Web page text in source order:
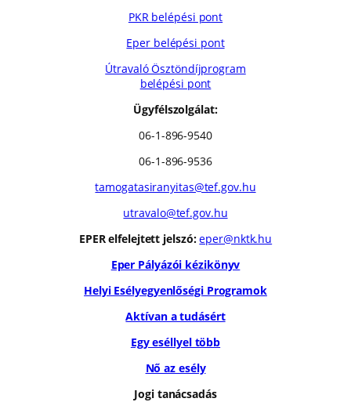
PKR belépési pont
Eper belépési pont
Útravaló Ösztöndíjprogram
belépési pont
Ügyfélszolgálat:
06-1-896-9540
06-1-896-9536
tamogatasiranyitas@tef.gov.hu
utravalo@tef.gov.hu
EPER elfelejtett jelszó: eper@nktk.hu
Eper Pályázói kézikönyv
Helyi Esélyegyenlőségi Programok
Aktívan a tudásért
Egy eséllyel több
Nő az esély
Jogi tanácsadás